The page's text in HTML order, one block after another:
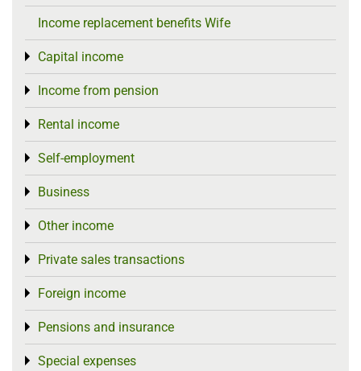
Income replacement benefits Wife
Capital income
Toggle menu
Income from pension
Toggle menu
Rental income
Toggle menu
Self-employment
Toggle menu
Business
Toggle menu
Other income
Toggle menu
Private sales transactions
Toggle menu
Foreign income
Toggle menu
Pensions and insurance
Toggle menu
Special expenses
Toggle menu